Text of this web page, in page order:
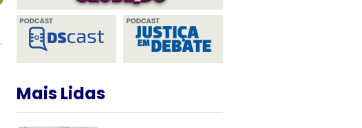
Mais Lidas